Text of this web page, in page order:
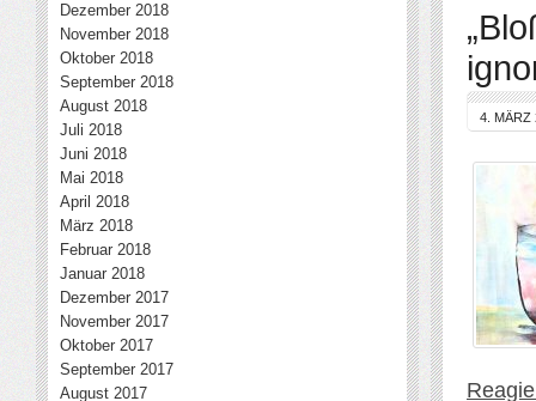
4. MÄRZ
Dezember 2018
November 2018
Oktober 2018
September 2018
August 2018
Juli 2018
Juni 2018
Mai 2018
April 2018
März 2018
Februar 2018
Januar 2018
Dezember 2017
November 2017
Oktober 2017
September 2017
August 2017